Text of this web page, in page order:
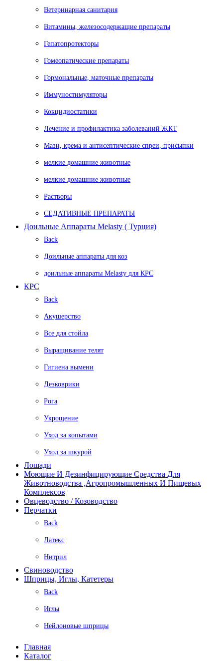
Ветеринарная санитария
Витамины, железосодержащие препараты
Гепатопротекторы
Гомеопатические препараты
Гормональные, маточные препараты
Иммуностимуляторы
Кокцидиостатики
Лечение и профилактика заболеваний ЖКТ
Мази, крема и антисептические спреи, присыпки
мелкие домашние животные
мелкие домашние животные
Растворы
СЕДАТИВНЫЕ ПРЕПАРАТЫ
Доильные Аппараты Melasty ( Турция)
Back
Доильные аппараты для коз
доильные аппараты Melasty для КРС
КРС
Back
Акушерство
Все для стойла
Выращивание телят
Гигиена вымени
Дезковрики
Рога
Укрощение
Уход за копытами
Уход за шкурой
Лошади
Моющие И Дезинфицирующие Средства Для
Животноводства ,агропромышленных И Пищевых
Комплексов
Овцеводство / Козоводство
Перчатки
Back
Латекс
Нитрил
Свиноводство
Шприцы, Иглы, Катетеры
Back
Иглы
Нейлоновые шприцы
Главная
Каталог